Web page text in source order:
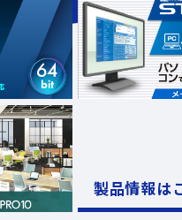
製品情報は